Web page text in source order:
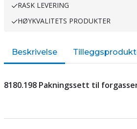
RASK LEVERING
HØYKVALITETS PRODUKTER
Beskrivelse
8180.198 Pakningssett til